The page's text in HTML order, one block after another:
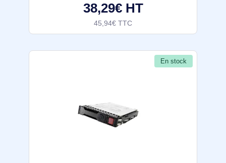
38,29€ HT
45,94€ TTC
En stock